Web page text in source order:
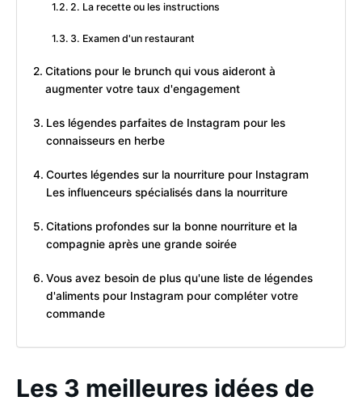
2. La recette ou les instructions
3. Examen d'un restaurant
Citations pour le brunch qui vous aideront à
augmenter votre taux d'engagement
Les légendes parfaites de Instagram pour les
connaisseurs en herbe
Courtes légendes sur la nourriture pour Instagram
Les influenceurs spécialisés dans la nourriture
Citations profondes sur la bonne nourriture et la
compagnie après une grande soirée
Vous avez besoin de plus qu'une liste de légendes
d'aliments pour Instagram pour compléter votre
commande
Les 3 meilleures idées de